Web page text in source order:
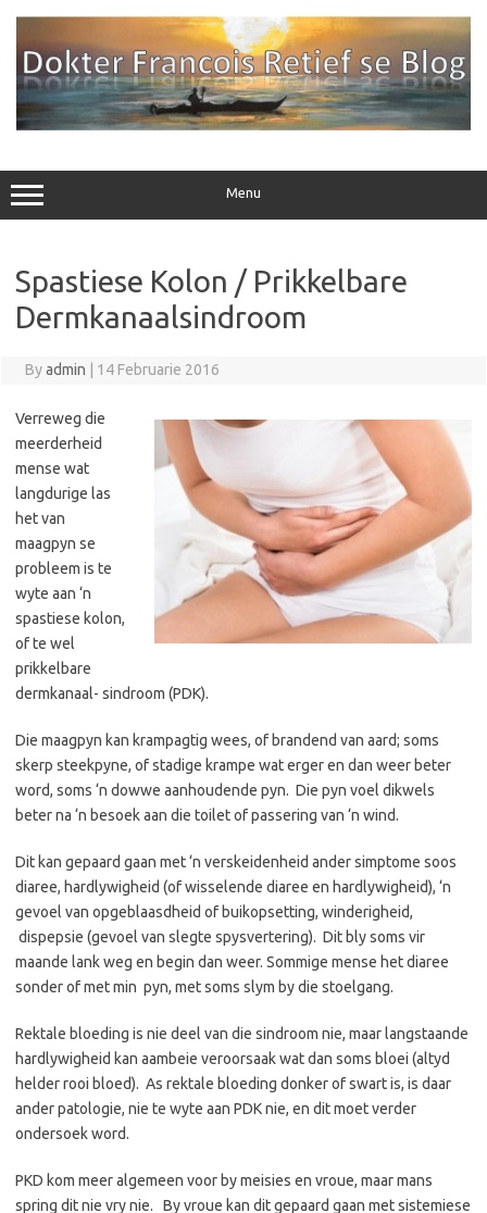
Menu
Spastiese Kolon / Prikkelbare
Dermkanaalsindroom
Byadmin | 14 Februarie 2016
Verreweg die
meerderheid
mense wat
langdurige las
het van
maagpyn se
probleem is te
wyte aan ‘n
spastiese kolon,
of te wel
prikkelbare
dermkanaal- sindroom (PDK).
Die maagpyn kan krampagtig wees, of brandend van aard; soms
skerp steekpyne, of stadige krampe wat erger en dan weer beter
word, soms ‘n dowwe aanhoudende pyn. Die pyn voel dikwels
beter na ‘n besoek aan die toilet of passering van ‘n wind.
Dit kan gepaard gaan met ‘n verskeidenheid ander simptome soos
diaree, hardlywigheid (of wisselende diaree en hardlywigheid), ‘n
gevoel van opgeblaasdheid of buikopsetting, winderigheid,
dispepsie (gevoel van slegte spysvertering). Dit bly soms vir
maande lank weg en begin dan weer. Sommige mense het diaree
sonder of met min pyn, met soms slym by die stoelgang.
Rektale bloeding is nie deel van die sindroom nie, maar langstaande
hardlywigheid kan aambeie veroorsaak wat dan soms bloei (altyd
helder rooi bloed). As rektale bloeding donker of swart is, is daar
ander patologie, nie te wyte aan PDK nie, en dit moet verder
ondersoek word.
PKD kom meer algemeen voor by meisies en vroue, maar mans
spring dit nie vry nie. By vroue kan dit gepaard gaan met sistemiese